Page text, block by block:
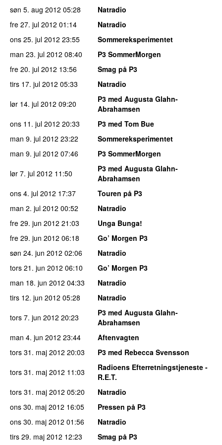
søn 5. aug 2012 05:28
Natradio
fre 27. jul 2012 01:14
Natradio
ons 25. jul 2012 23:55
Sommereksperimentet
man 23. jul 2012 08:40
P3 SommerMorgen
fre 20. jul 2012 13:56
Smag på P3
tirs 17. jul 2012 05:33
Natradio
lør 14. jul 2012 09:20
P3 med Augusta Glahn-
Abrahamsen
ons 11. jul 2012 20:33
P3 med Tom Bue
man 9. jul 2012 23:22
Sommereksperimentet
man 9. jul 2012 07:46
P3 SommerMorgen
lør 7. jul 2012 11:50
P3 med Augusta Glahn-
Abrahamsen
ons 4. jul 2012 17:37
Touren på P3
man 2. jul 2012 00:52
Natradio
fre 29. jun 2012 21:03
Unga Bunga!
fre 29. jun 2012 06:18
Go’ Morgen P3
søn 24. jun 2012 02:06
Natradio
tors 21. jun 2012 06:10
Go’ Morgen P3
man 18. jun 2012 04:33
Natradio
tirs 12. jun 2012 05:28
Natradio
tors 7. jun 2012 20:23
P3 med Augusta Glahn-
Abrahamsen
man 4. jun 2012 23:44
Aftenvagten
tors 31. maj 2012 20:03
P3 med Rebecca Svensson
tors 31. maj 2012 11:03
Radioens Efterretningstjeneste -
R.E.T.
tors 31. maj 2012 05:20
Natradio
ons 30. maj 2012 16:05
Pressen på P3
ons 30. maj 2012 01:56
Natradio
tirs 29. maj 2012 12:23
Smag på P3